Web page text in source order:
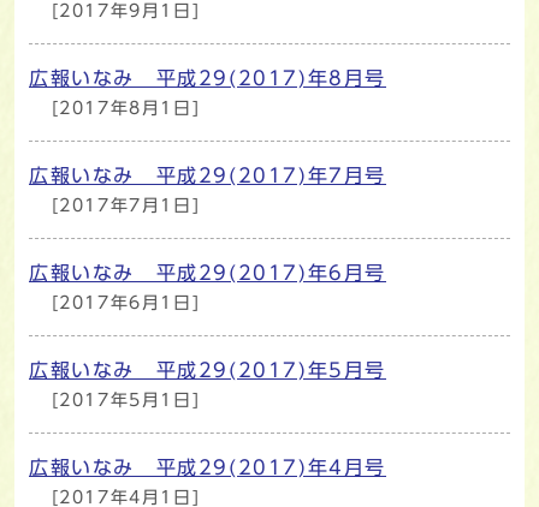
[2017年9月1日]
広報いなみ 平成29(2017)年8月号
[2017年8月1日]
広報いなみ 平成29(2017)年7月号
[2017年7月1日]
広報いなみ 平成29(2017)年6月号
[2017年6月1日]
広報いなみ 平成29(2017)年5月号
[2017年5月1日]
広報いなみ 平成29(2017)年4月号
[2017年4月1日]